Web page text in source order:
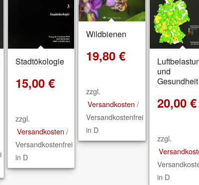
Stadtökologie
15,00 €
zzgl.
Versandkosten /
Versandkostenfrei
in D
Wildbienen
19,80€
zzgl.
Versandkosten /
Versandkostenfrei
in D
und
Gesundheit
20,00 €
zzgl.
in D